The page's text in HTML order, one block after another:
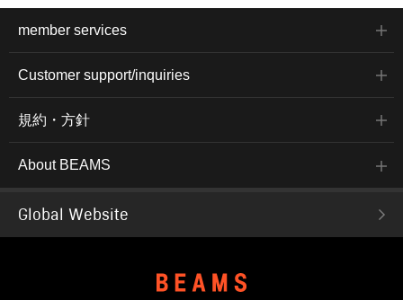
member services
Customer support/inquiries
規約・方針
About BEAMS
Global Website